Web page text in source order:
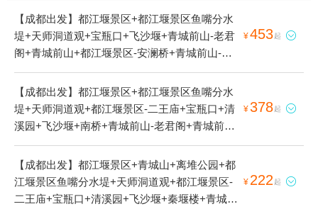
【成都出发】都江堰景区+都江堰景区鱼嘴分水
堤+天师洞道观+宝瓶口+飞沙堰+青城前山-老君
阁+青城前山+都江堰景区-安澜桥+青城前山-上
清宫1日游
¥453起 
【成都出发】都江堰景区+都江堰景区鱼嘴分水
堤+天师洞道观+都江堰景区-二王庙+宝瓶口+清
溪园+飞沙堰+南桥+青城前山-老君阁+青城前山
+熊猫谷+仰天窝广场+青城前山-上清宫1日游
¥378起 
【成都出发】都江堰景区+青城山+离堆公园+都
江堰景区鱼嘴分水堤+天师洞道观+都江堰景区-
二王庙+宝瓶口+清溪园+飞沙堰+秦堰楼+青城前
¥ 222 起 